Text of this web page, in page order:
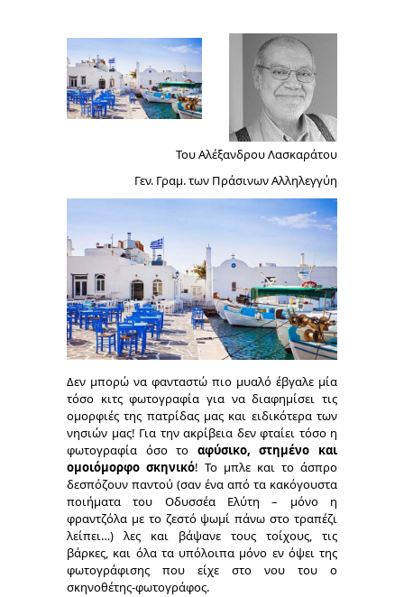
Του Αλέξανδρου Λασκαράτου
Γεν. Γραμ. των Πράσινων Αλληλεγγύη
Δεν μπορώ να φανταστώ πιο μυαλό έβγαλε μία
τόσο κιτς φωτογραφία για να διαφημίσει τις
ομορφιές της πατρίδας μας και ειδικότερα των
νησιών μας! Για την ακρίβεια δεν φταίει τόσο η
φωτογραφία όσο το αφύσικο, στημένο και
ομοιόμορφο σκηνικό! Το μπλε και το άσπρο
δεσπόζουν παντού (σαν ένα από τα κακόγουστα
ποιήματα του Οδυσσέα Ελύτη – μόνο η
φραντζόλα με το ζεστό ψωμί πάνω στο τραπέζι
λείπει…) λες και βάψανε τους τοίχους, τις
βάρκες, και όλα τα υπόλοιπα μόνο εν όψει της
φωτογράφισης που είχε στο νου του ο
σκηνοθέτης-φωτογράφος.